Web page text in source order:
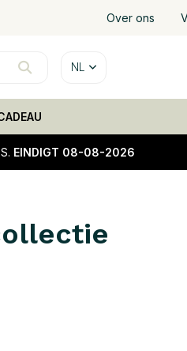
Over ons
NL
EINDIGT 08-08-2026